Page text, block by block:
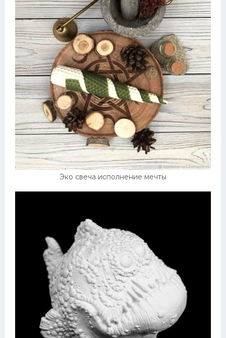
Эко свеча исполнение мечты